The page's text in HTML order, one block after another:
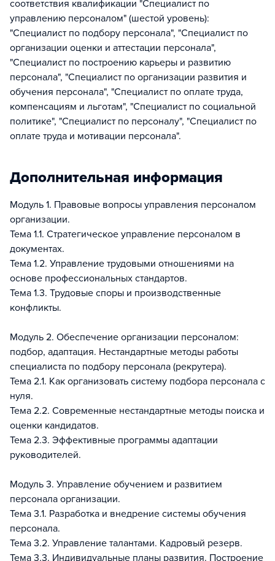
соответствия квалификации "Специалист по
управлению персоналом" (шестой уровень):
"Специалист по подбору персонала", "Специалист по
организации оценки и аттестации персонала",
"Специалист по построению карьеры и развитию
персонала", "Специалист по организации развития и
обучения персонала", "Специалист по оплате труда,
компенсациям и льготам", "Специалист по социальной
политике", "Специалист по персоналу", "Специалист по
оплате труда и мотивации персонала".
Дополнительная информация
Модуль 1. Правовые вопросы управления персоналом
организации.
Тема 1.1. Стратегическое управление персоналом в
документах.
Тема 1.2. Управление трудовыми отношениями на
основе профессиональных стандартов.
Тема 1.3. Трудовые споры и производственные
конфликты.
Модуль 2. Обеспечение организации персоналом:
подбор, адаптация. Нестандартные методы работы
специалиста по подбору персонала (рекрутера).
Тема 2.1. Как организовать систему подбора персонала с
нуля.
Тема 2.2. Современные нестандартные методы поиска и
оценки кандидатов.
Тема 2.3. Эффективные программы адаптации
руководителей.
Модуль 3. Управление обучением и развитием
персонала организации.
Тема 3.1. Разработка и внедрение системы обучения
персонала.
Тема 3.2. Управление талантами. Кадровый резерв.
Тема 3.3. Индивидуальные планы развития. Построение